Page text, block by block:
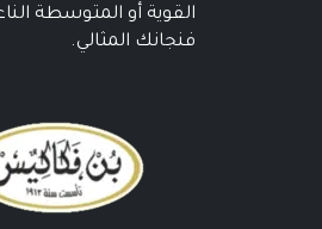
القوية أو المتوسطة
فنجانك المثالي.